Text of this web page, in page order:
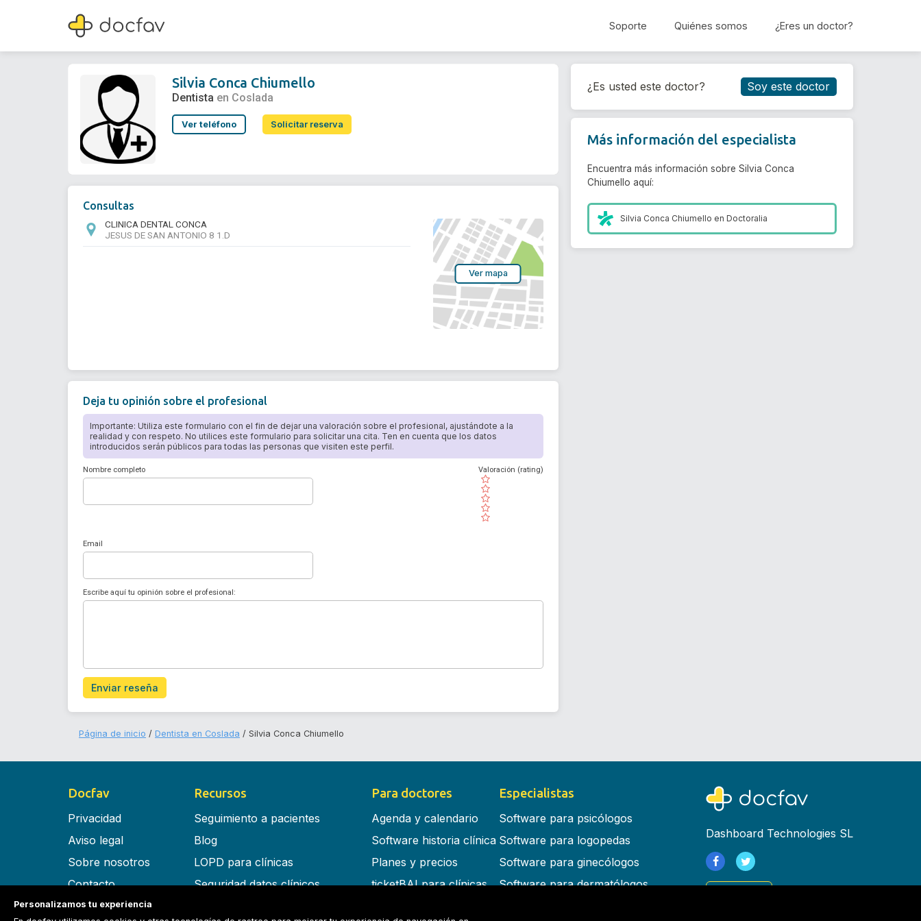
Soporte Quiénes somos ¿Eres un doctor?
Silvia Conca Chiumello
Dentista
Reservar cita
Silvia Conca Chiumello
Dentista en Coslada
Ver teléfono Solicitar reserva
Consultas
CLINICA DENTAL CONCA
JESUS DE SAN ANTONIO 8 1.D
Ver mapa
Deja tu opinión sobre el profesional
Importante: Utiliza este formulario con el fin de dejar una valoración sobre el profesional, ajustándote a la
realidad y con respeto. No utilices este formulario para solicitar una cita. Ten en cuenta que los datos
introducidos serán públicos para todas las personas que visiten este perfil.
Nombre completo
( )
( )
( )
( )
( )
Valoración (rating)
Email
Escribe aquí tu opinión sobre el profesional:
Enviar reseña
¿Es usted este doctor? Soy este doctor
Más información del especialista
Encuentra más información sobre Silvia Conca
Chiumello aquí:
Silvia Conca Chiumello enDoctoralia
Página de inicio Dentista en Coslada Silvia Conca Chiumello
Docfav
Privacidad
Aviso legal
Sobre nosotros
Contacto
Términos y condiciones
Recursos
Seguimiento a pacientes
Blog
LOPD para clínicas
Seguridad datos clínicos
Para doctores
Agenda y calendario
Software historia clínica
Planes y precios
ticketBAI para clínicas
Especialistas
Software para psicólogos
Software para logopedas
Software para ginecólogos
Software para dermatólogos
Dashboard Technologies SL
Personalizamos tu experiencia